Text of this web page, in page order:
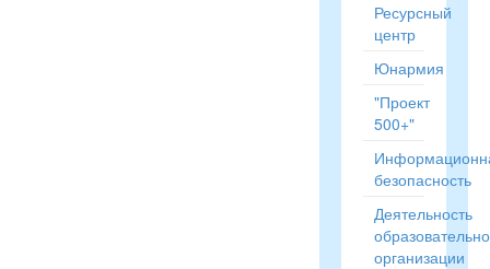
Ресурсный
центр
Юнармия
"Проект
500+"
безопасность
Деятельность
организации